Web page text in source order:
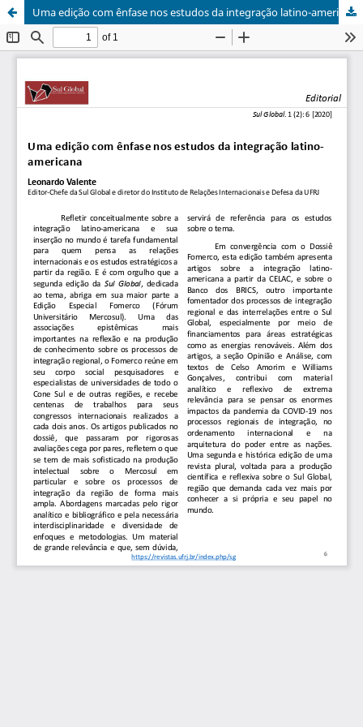
Uma edição com ênfase nos estudos da integração latino-americana